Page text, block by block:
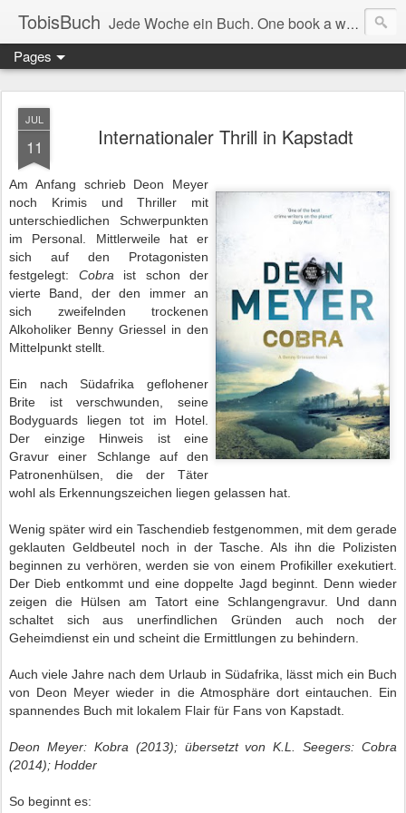
TobisBuch Jede Woche ein Buch. One book a week.
Pages
JUL
11 Internationaler Thrill in Kapstadt
Am Anfang schrieb Deon Meyer
noch Krimis und Thriller mit
unterschiedlichen Schwerpunkten
im Personal. Mittlerweile hat er
sich auf den Protagonisten
festgelegt: Cobra ist schon der
vierte Band, der den immer an
sich zweifelnden trockenen
Alkoholiker Benny Griessel in den
Mittelpunkt stellt.
Ein nach Südafrika geflohener
Brite ist verschwunden, seine
Bodyguards liegen tot im Hotel.
Der einzige Hinweis ist eine
Gravur einer Schlange auf den
Patronenhülsen, die der Täter
wohl als Erkennungszeichen liegen gelassen hat.
Wenig später wird ein Taschendieb festgenommen, mit dem gerade
geklauten Geldbeutel noch in der Tasche. Als ihn die Polizisten
beginnen zu verhören, werden sie von einem Profikiller exekutiert.
Der Dieb entkommt und eine doppelte Jagd beginnt. Denn wieder
zeigen die Hülsen am Tatort eine Schlangengravur. Und dann
schaltet sich aus unerfindlichen Gründen auch noch der
Geheimdienst ein und scheint die Ermittlungen zu behindern.
Auch viele Jahre nach dem Urlaub in Südafrika, lässt mich ein Buch
von Deon Meyer wieder in die Atmosphäre dort eintauchen. Ein
spannendes Buch mit lokalem Flair für Fans von Kapstadt.
Deon Meyer: Kobra (2013); übersetzt von K.L. Seegers: Cobra
(2014); Hodder
So beginnt es: